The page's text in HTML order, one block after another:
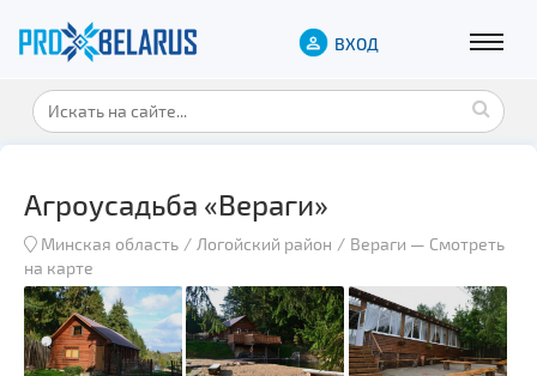
ВХОД
Агроусадьба «Вераги»
Минская область Логойский район Вераги — Смотреть
на карте